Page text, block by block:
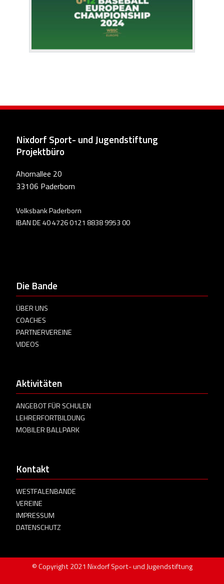
Nixdorf Sport- und Jugendstiftung
Projektbüro
Ahornallee 20
33106 Paderborn
Volksbank Paderborn
IBAN DE 40 4726 0121 8838 9953 00
Die Bande
ÜBER UNS
COACHES
PARTNERVEREINE
VIDEOS
Aktivitäten
ANGEBOT FÜR SCHULEN
LEHRERFORTBILDUNG
MOBILER BALLPARK
Kontakt
WESTFALENBANDE
VEREINE
IMPRESSUM
DATENSCHUTZ
© Copyright 2021 Nixdorf Sport- und Jugendstiftung